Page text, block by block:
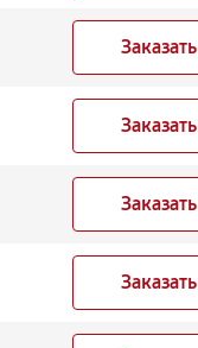
Заказать
Заказать
Заказать
Заказать